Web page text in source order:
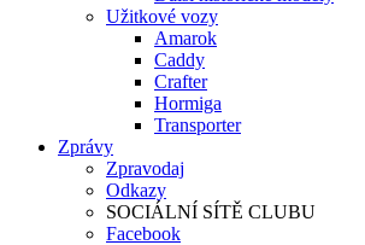
Užitkové vozy
Amarok
Caddy
Crafter
Hormiga
Transporter
Zprávy
Zpravodaj
Odkazy
SOCIÁLNÍ SÍTĚ CLUBU
Facebook